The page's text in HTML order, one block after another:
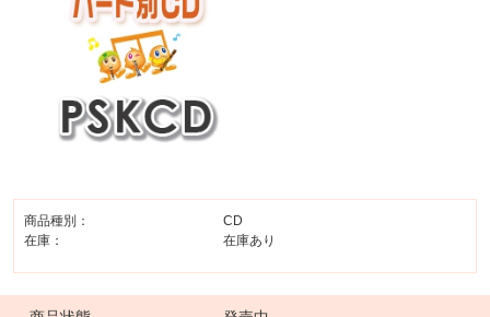
商品種別：
CD
在庫：
在庫あり